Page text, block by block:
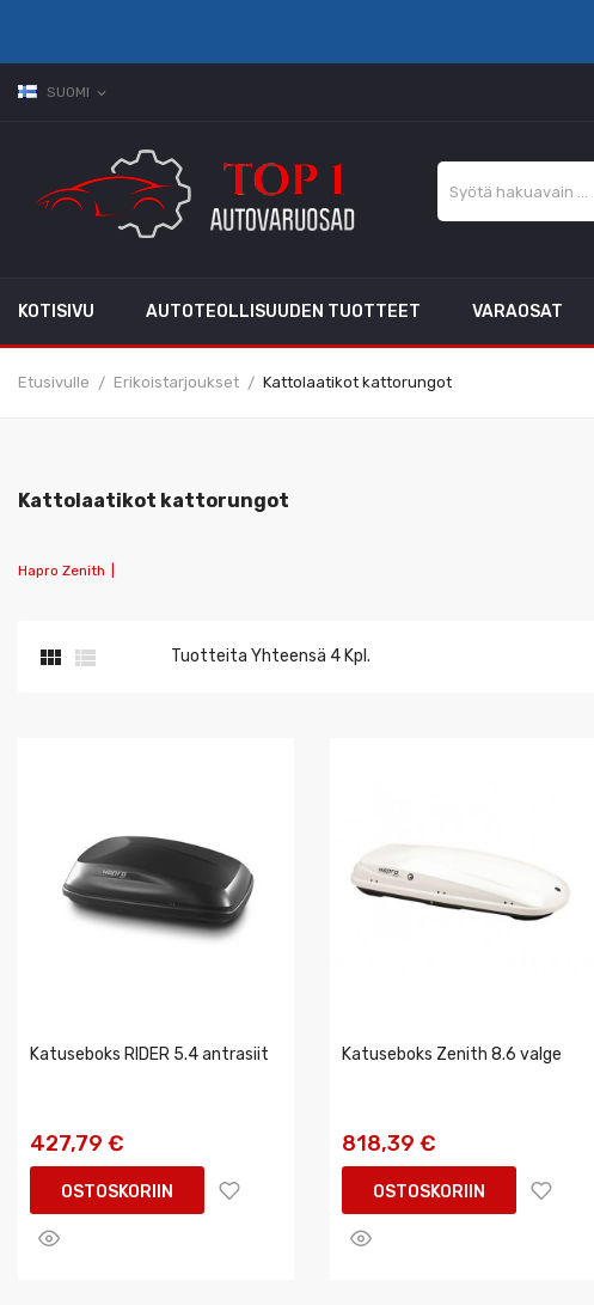
SUOMI expand_more
KOTISIVU AUTOTEOLLISUUDEN TUOTTEET VARAOSAT
Etusivulle Erikoistarjoukset Kattolaatikot kattorungot
Kattolaatikot kattorungot
Hapro Zenith
  Tuotteita Yhteensä 4 Kpl.
Katuseboks RIDER 5.4 antrasiit
427,79 €
OSTOSKORIIN
Katuseboks Zenith 8.6 valge
818,39 €
OSTOSKORIIN